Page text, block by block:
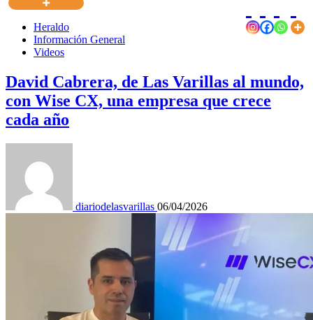
Heraldo
Información General
Videos
David Cabrera, de Las Varillas al mundo,
con Wise CX, una empresa que crece
cada año
diariodelasvarillas 06/04/2026